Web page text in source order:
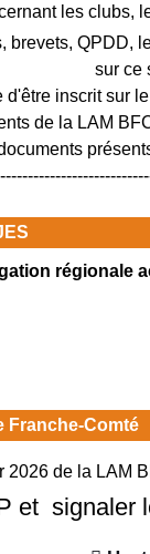
les clubs,
brevets, QPDD,
sur ce
d'être inscrit sur
de la LAM
régionale
Franche-Comté
2026 de la LAM
et signaler